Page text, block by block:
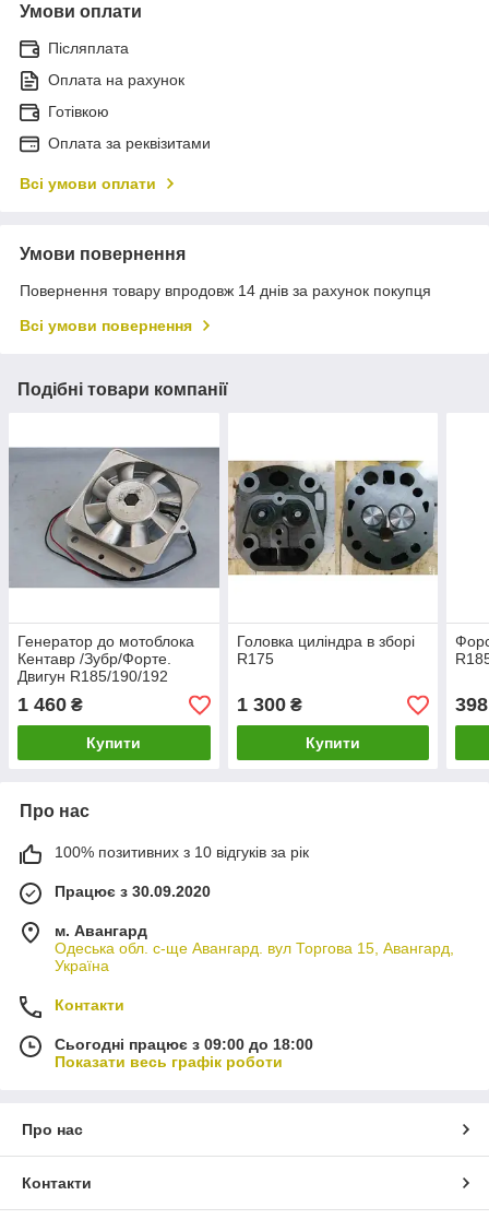
Умови оплати
Післяплата
Оплата на рахунок
Готівкою
Оплата за реквізитами
Всі умови оплати
Умови повернення
Повернення товару впродовж 14 днів за рахунок покупця
Всі умови повернення
Подібні товари компанії
Генератор до мотоблока
Кентавр /Зубр/Форте.
Двигун R185/190/192
1 460 ₴
Купити
Головка циліндра в зборі
R175
1 300₴
Купити
398
Про нас
100% позитивних з 10 відгуків за рік
Працює з 30.09.2020
м. Авангард
Одеська обл. с-ще Авангард. вул Торгова 15, Авангард,
Україна
Контакти
Сьогодні працює з 09:00 до 18:00
Показати весь графік роботи
Про нас
Контакти